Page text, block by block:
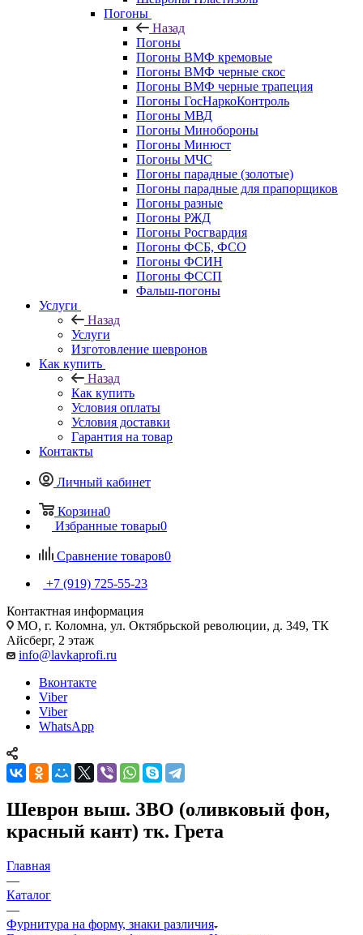
Погоны
Назад
Погоны
Погоны ВМФ кремовые
Погоны ВМФ черные скос
Погоны ВМФ черные трапеция
Погоны ГосНаркоКонтроль
Погоны МВД
Погоны Минобороны
Погоны Минюст
Погоны МЧС
Погоны парадные (золотые)
Погоны парадные для прапорщиков
Погоны разные
Погоны РЖД
Погоны Росгвардия
Погоны ФСБ, ФСО
Погоны ФСИН
Погоны ФССП
Фальш-погоны
Услуги
Назад
Услуги
Изготовление шевронов
Как купить
Назад
Как купить
Условия оплаты
Условия доставки
Гарантия на товар
Контакты
Личный кабинет
Корзина0
Избранные товары0
Сравнение товаров0
+7 (919) 725-55-23
Контактная информация
МО, г. Коломна, ул. Октябрьской революции, д. 349, ТК
Айсберг, 2 этаж
info@lavkaprofi.ru
Вконтакте
Viber
Viber
WhatsApp
Шеврон выш. ЗВО (оливковый фон,
красный кант) тк. Грета
Главная
—
Каталог
—
Фурнитура на форму, знаки различия